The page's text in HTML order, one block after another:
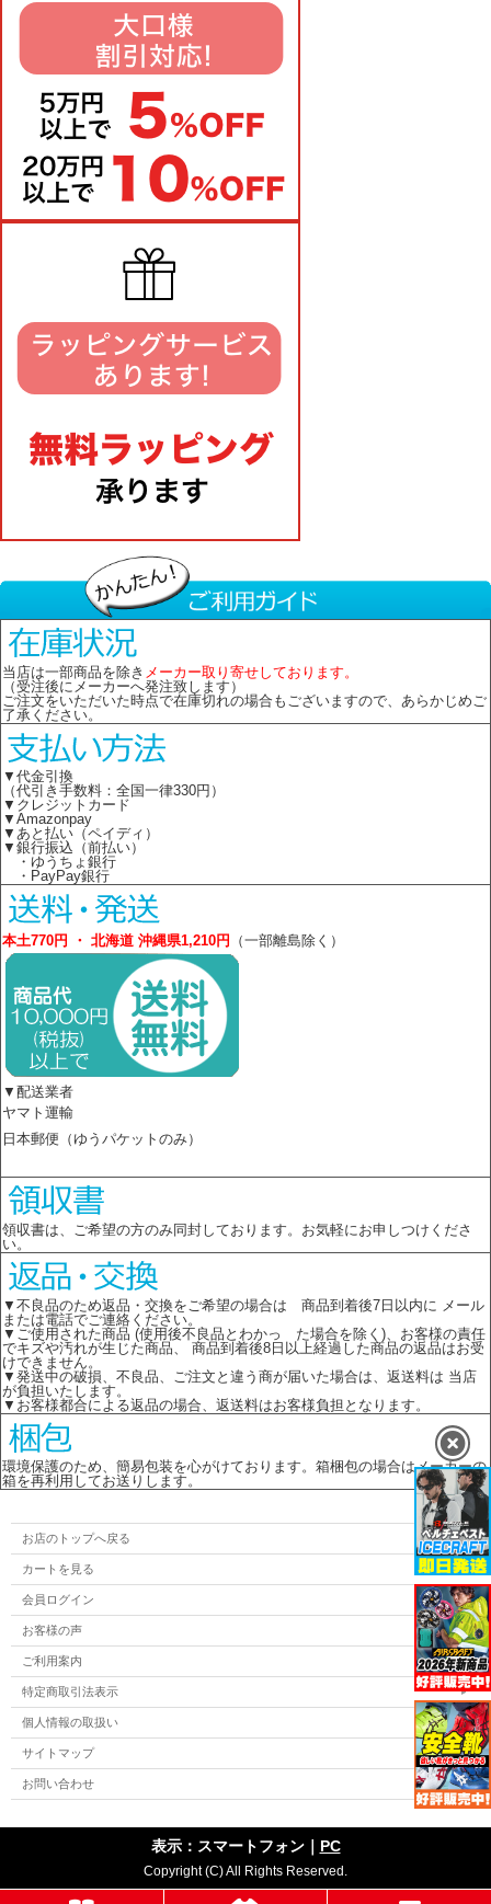
当店は一部商品を除き メーカー取り寄せしております。
（受注後にメーカーへ発注致します）
ご注文をいただいた時点で在庫切れの場合もございますので、あらかじめご
了承ください。
▼代金引換
（代引き手数料：全国一律330円）
▼クレジットカード
▼Amazonpay
▼あと払い（ペイディ）
▼銀行振込（前払い）
・ゆうちょ銀行
・PayPay銀行
本土770円 ・ 北海道 沖縄県1,210円 （一部離島除く）
▼配送業者
ヤマト運輸
日本郵便（ゆうパケットのみ）
領収書は、ご希望の方のみ同封しております。お気軽にお申しつけくださ
い。
▼不良品のため返品・交換をご希望の場合は 商品到着後7日以内に メール
または電話でご連絡ください。
▼ご使用された商品 (使用後不良品とわかっ た場合を除く)、お客様の責任
でキズや汚れが生じた商品、 商品到着後8日以上経過した商品の返品はお受
けできません。
▼発送中の破損、不良品、ご注文と違う商が届いた場合は、返送料は 当店
が負担いたします。
▼お客様都合による返品の場合、返送料はお客様負担となります。
環境保護のため、簡易包装を心がけております。箱梱包の場合はメーカーの
箱を再利用してお送りします。
お店のトップへ戻る
カートを見る
会員ログイン
お客様の声
ご利用案内
特定商取引法表示
個人情報の取扱い
サイトマップ
お問い合わせ
表示：スマートフォン｜ PC
Copyright (C) All Rights Reserved.